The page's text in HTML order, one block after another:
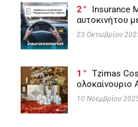
2
Insurance
αυτοκινήτου
23 Οκτωβρίου
1
Tzimas
ολοκαίνουριο
10 Νοεμβρίου